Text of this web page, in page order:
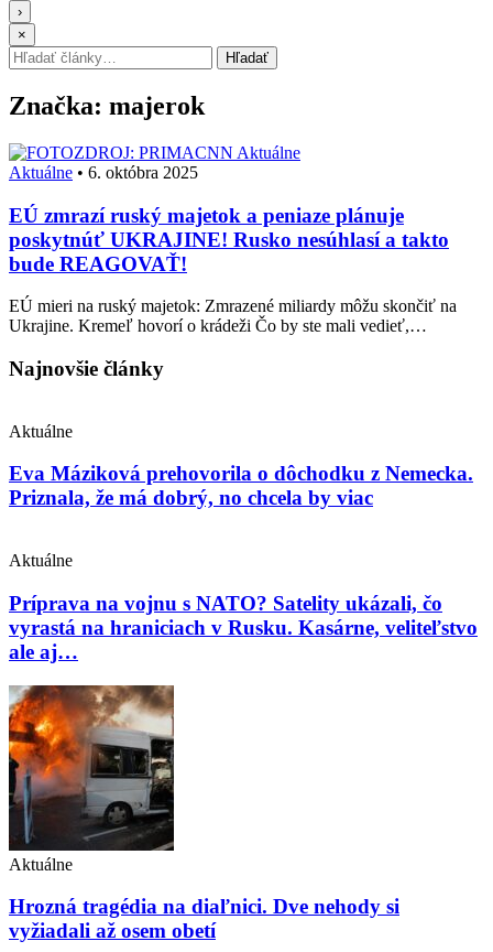
›
×
Hľadať: Hľadať
Značka: majerok
Aktuálne
Aktuálne • 6. októbra 2025
EÚ zmrazí ruský majetok a peniaze plánuje
poskytnúť UKRAJINE! Rusko nesúhlasí a takto
bude REAGOVAŤ!
EÚ mieri na ruský majetok: Zmrazené miliardy môžu skončiť na
Ukrajine. Kremeľ hovorí o krádeži Čo by ste mali vedieť,…
Najnovšie články
Aktuálne
Eva Máziková prehovorila o dôchodku z Nemecka.
Priznala, že má dobrý, no chcela by viac
Aktuálne
Príprava na vojnu s NATO? Satelity ukázali, čo
vyrastá na hraniciach v Rusku. Kasárne, veliteľstvo
ale aj…
Aktuálne
Hrozná tragédia na diaľnici. Dve nehody si
vyžiadali až osem obetí